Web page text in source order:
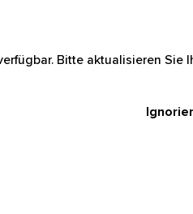
Bitte aktualisieren Sie